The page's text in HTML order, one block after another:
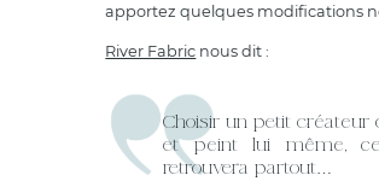
apportez quelques modifications
River Fabric nous dit :
Choisir un petit créateur
et peint lui même,
retrouvera partout…